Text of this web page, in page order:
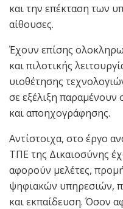
και την επέκταση των
αίθουσες.
Έχουν επίσης
και πιλοτικής
υιοθέτησης
σε εξέλιξη
και αποηχογράφησης.
Αντίστοιχα, στο έργο
ΤΠΕ της Δικαιοσύνης
αφορούν μελέτες,
ψηφιακών υπηρεσιών,
και εκπαίδευση. Όσον